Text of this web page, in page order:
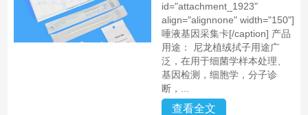
id="attachment_1923"
align="alignnone" width="150"]
唾液基因采集卡[/caption] 产品
用途： 尼龙植绒拭子用途广
泛，在用于细菌学样本处理、
基因检测，细胞学，分子诊
断，...
查看全文